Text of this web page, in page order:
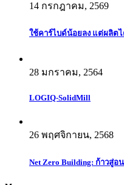
14 กรกฎาคม, 2569
ใช้คาร์ไบด์น้อยลง แต่ผลิต
28 มกราคม, 2564
LOGIQ-SolidMill
26 พฤศจิกายน, 2568
Net Zero Building: ก้าวสู่